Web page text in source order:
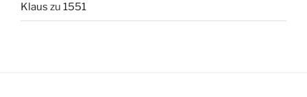
Klaus zu 1551